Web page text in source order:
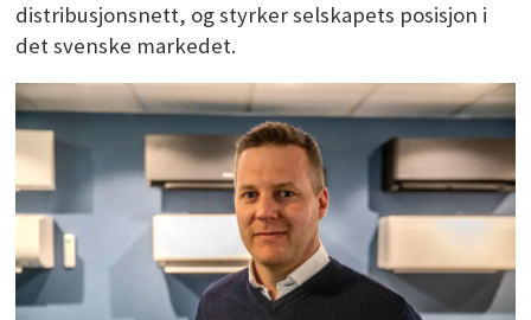
distribusjonsnett, og styrker selskapets posisjon i
det svenske markedet.